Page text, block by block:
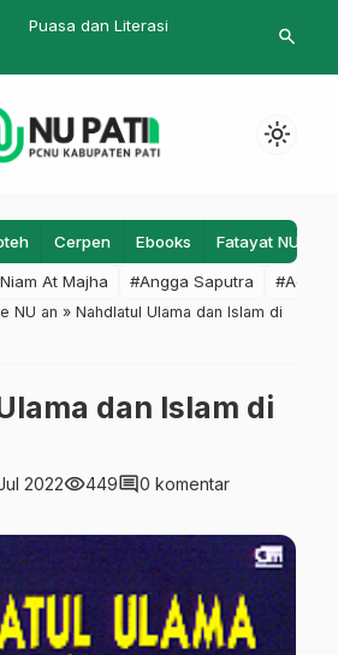
dan Literasi Keyakinan
search
light_mode
Cerpen Ebooks Fatayat NU
At Majha #Angga Saputra #Admin
NU an » Nahdlatul Ulama dan Islam di
dan Islam di
2022visibility449comment0 komentar